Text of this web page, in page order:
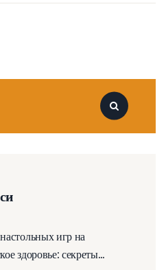
игр на
здоровье: секреты